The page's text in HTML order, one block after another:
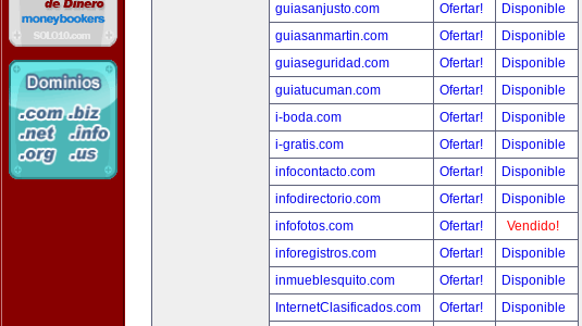
guiasanjusto.com
Ofertar!
Disponible
guiasanmartin.com
Ofertar!
Disponible
guiaseguridad.com
Ofertar!
Disponible
guiatucuman.com
Ofertar!
Disponible
i-boda.com
Ofertar!
Disponible
i-gratis.com
Ofertar!
Disponible
infocontacto.com
Ofertar!
Disponible
infodirectorio.com
Ofertar!
Disponible
infofotos.com
Ofertar!
Vendido!
inforegistros.com
Ofertar!
Disponible
inmueblesquito.com
Ofertar!
Disponible
InternetClasificados.com
Ofertar!
Disponible